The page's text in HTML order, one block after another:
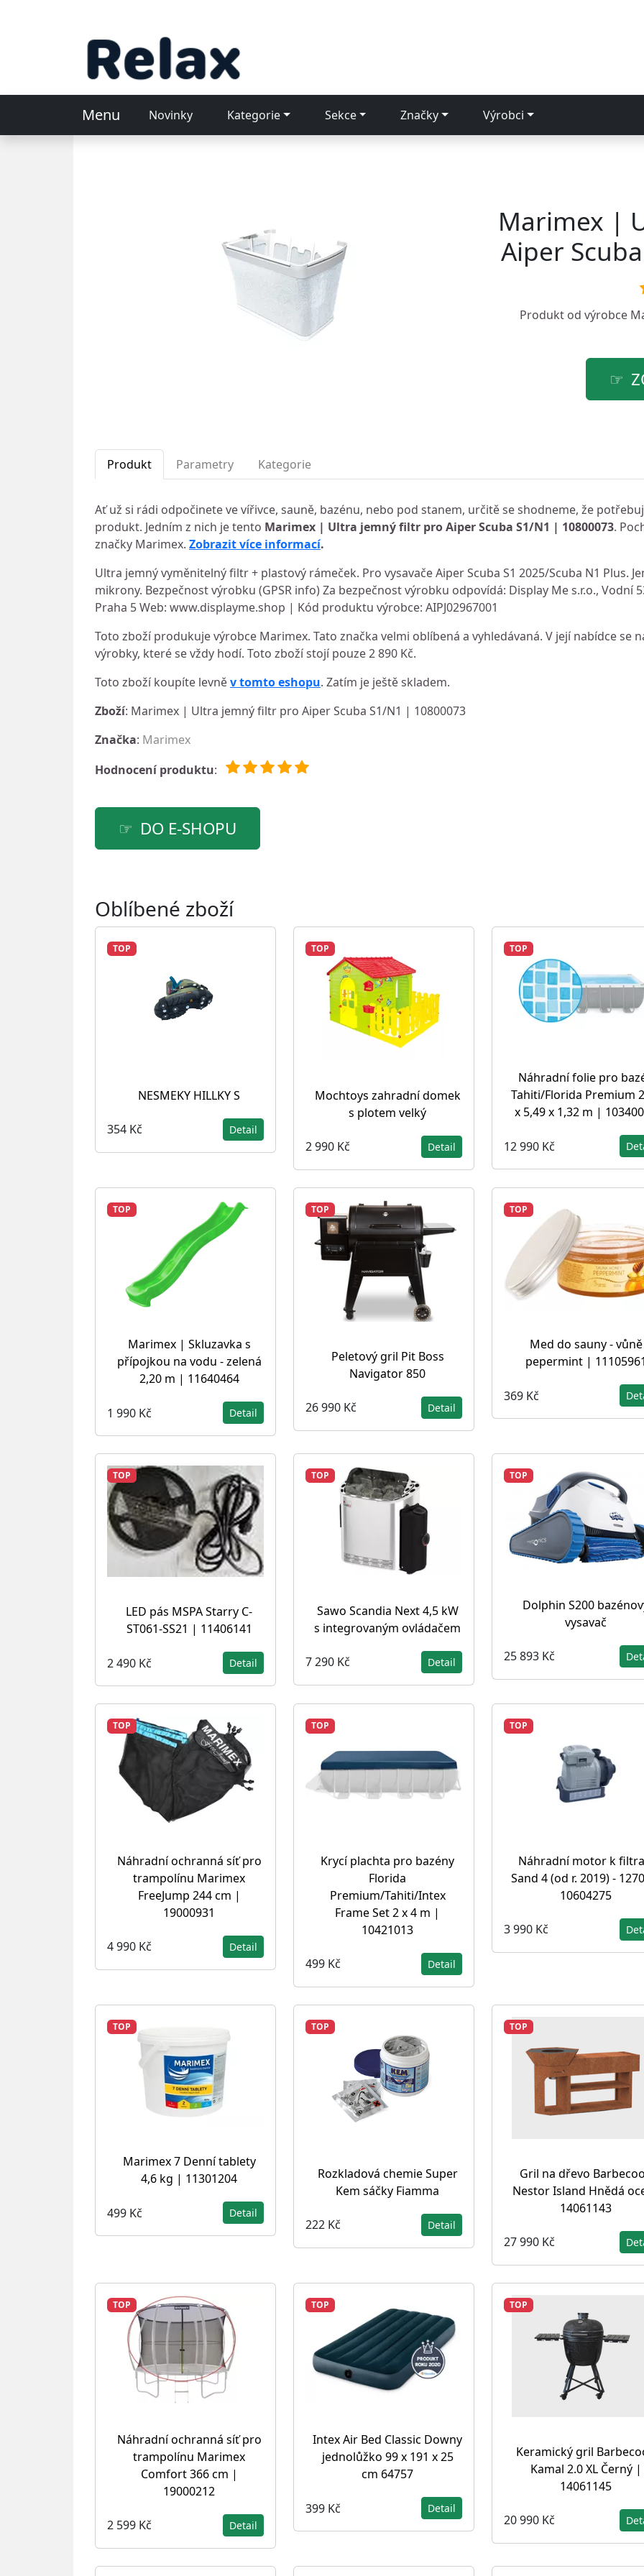
Menu Novinky Kategorie Sekce Značky Výrobci
Marimex |
Aiper
Produkt od výrobce
Produkt Parametry Kategorie
Ať už si rádi odpočinete ve vířivce, sauně, bazénu, nebo pod stanem, určitě se shodneme, že
produkt. Jedním z nich je tento Marimex | Ultra jemný filtr pro Aiper Scuba S1/N1 | 10800073.
značky Marimex. Zobrazit více informací.
Ultra jemný vyměnitelný filtr + plastový rámeček. Pro vysavače Aiper Scuba S1 2025/Scuba N1 Plus.
mikrony. Bezpečnost výrobku (GPSR info) Za bezpečnost výrobku odpovídá: Display Me s.r.o., Vodní
Praha 5 Web: www.displayme.shop | Kód produktu výrobce: AIPJ02967001
Toto zboží produkuje výrobce Marimex. Tato značka velmi oblíbená a vyhledávaná. V její nabídce se
výrobky, které se vždy hodí. Toto zboží stojí pouze 2 890 Kč.
Toto zboží koupíte levněv tomto eshopu. Zatím je ještě skladem.
Zboží: Marimex | Ultra jemný filtr pro Aiper Scuba S1/N1 | 10800073
Značka: Marimex
Hodnocení produktu:
DO E-SHOPU
Oblíbené zboží
TOP
NESMEKY HILLKY S
354 Kč Detail
TOP
Mochtoys zahradní domek
s plotem velký
2 990 Kč Detail
TOP
Náhradní folie pro
Tahiti/Florida Premium
x 5,49 x 1,32 m |
12 990 Kč
TOP
Marimex | Skluzavka s
přípojkou na vodu - zelená
2,20 m | 11640464
1 990 Kč Detail
TOP
Peletový gril Pit Boss
Navigator 850
26 990 Kč Detail
TOP
Med do sauny - vůně
pepermint |
369 Kč
TOP
LED pás MSPA Starry C-
ST061-SS21 | 11406141
2 490 Kč Detail
TOP
Sawo Scandia Next 4,5 kW
s integrovaným ovládačem
7 290 Kč Detail
TOP
Dolphin S200
vysavač
25 893 Kč
TOP
Náhradní ochranná síť pro
trampolínu Marimex
FreeJump 244 cm |
19000931
4 990 Kč Detail
TOP
Krycí plachta pro bazény
Florida
Premium/Tahiti/Intex
Frame Set 2 x 4 m |
10421013
499 Kč Detail
TOP
Náhradní motor k
Sand 4 (od r. 2019) -
10604275
3 990 Kč
TOP
Marimex 7 Denní tablety
4,6 kg | 11301204
499 Kč Detail
TOP
Rozkladová chemie Super
Kem sáčky Fiamma
222 Kč Detail
TOP
Gril na dřevo
Nestor Island Hnědá
14061143
27 990 Kč
TOP
Náhradní ochranná síť pro
trampolínu Marimex
Comfort 366 cm |
19000212
2 599 Kč Detail
TOP
Intex Air Bed Classic Downy
jednolůžko 99 x 191 x 25
cm 64757
399 Kč Detail
TOP
Keramický gril
Kamal 2.0 XL Černý |
14061145
20 990 Kč